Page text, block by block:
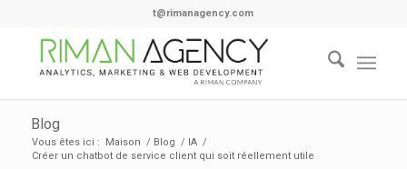
t@rimanagency.com
Blog
Vous êtes ici : Maison / Blog / IA /
Créer un chatbot de service client qui soit réellement utile